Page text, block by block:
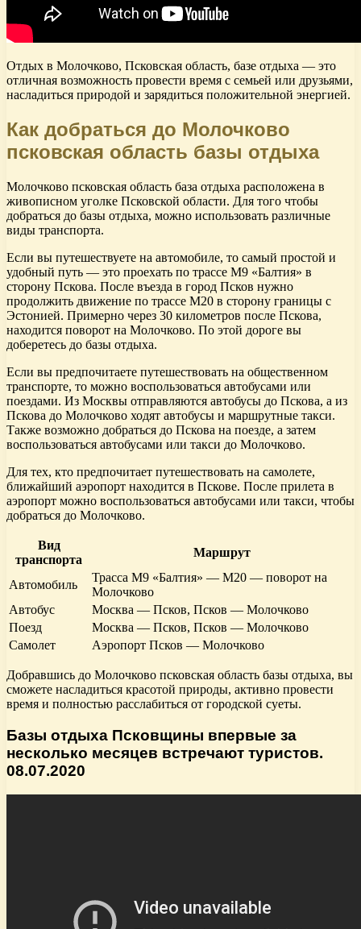
Отдых в Молочково, Псковская область, базе отдыха — это
отличная возможность провести время с семьей или друзьями,
насладиться природой и зарядиться положительной энергией.
Как добраться до Молочково
псковская область базы отдыха
Молочково псковская область база отдыха расположена в
живописном уголке Псковской области. Для того чтобы
добраться до базы отдыха, можно использовать различные
виды транспорта.
Если вы путешествуете на автомобиле, то самый простой и
удобный путь — это проехать по трассе М9 «Балтия» в
сторону Пскова. После въезда в город Псков нужно
продолжить движение по трассе М20 в сторону границы с
Эстонией. Примерно через 30 километров после Пскова,
находится поворот на Молочково. По этой дороге вы
доберетесь до базы отдыха.
Если вы предпочитаете путешествовать на общественном
транспорте, то можно воспользоваться автобусами или
поездами. Из Москвы отправляются автобусы до Пскова, а из
Пскова до Молочково ходят автобусы и маршрутные такси.
Также возможно добраться до Пскова на поезде, а затем
воспользоваться автобусами или такси до Молочково.
Для тех, кто предпочитает путешествовать на самолете,
ближайший аэропорт находится в Пскове. После прилета в
аэропорт можно воспользоваться автобусами или такси, чтобы
добраться до Молочково.
Вид
транспорта
Маршрут
Автомобиль
Трасса М9 «Балтия» — М20 — поворот на
Молочково
Автобус
Москва — Псков, Псков — Молочково
Поезд
Москва — Псков, Псков — Молочково
Самолет
Аэропорт Псков — Молочково
Добравшись до Молочково псковская область базы отдыха, вы
сможете насладиться красотой природы, активно провести
время и полностью расслабиться от городской суеты.
Базы отдыха Псковщины впервые за
несколько месяцев встречают туристов.
08.07.2020